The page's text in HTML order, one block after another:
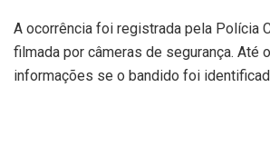
A ocorrência foi registrada pela Polícia
filmada por câmeras de segurança. Até
informações se o bandido foi